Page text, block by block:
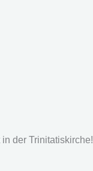
der Trinitatiskirche!